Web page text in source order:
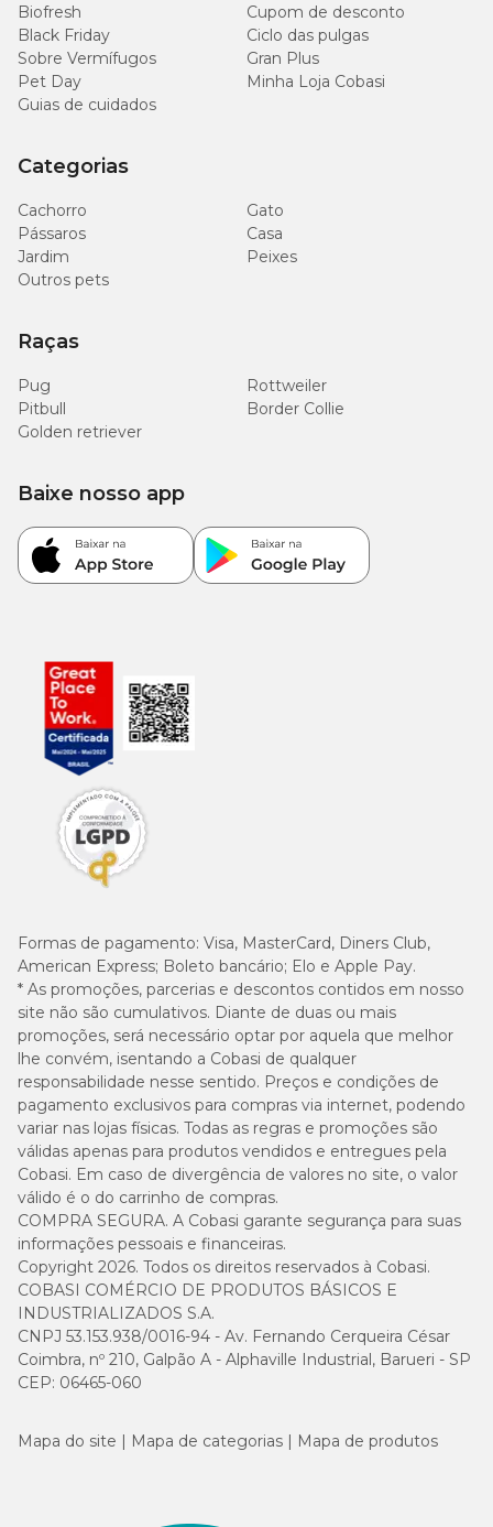
Biofresh
Cupom de desconto
Black Friday
Ciclo das pulgas
Sobre Vermífugos
Gran Plus
Pet Day
Minha Loja Cobasi
Guias de cuidados
Categorias
Cachorro
Gato
Pássaros
Casa
Jardim
Peixes
Outros pets
Raças
Pug
Rottweiler
Pitbull
Border Collie
Golden retriever
Formas de pagamento: Visa, MasterCard, Diners Club,
American Express; Boleto bancário; Elo e Apple Pay.
* As promoções, parcerias e descontos contidos em nosso
site não são cumulativos. Diante de duas ou mais
promoções, será necessário optar por aquela que melhor
lhe convém, isentando a Cobasi de qualquer
responsabilidade nesse sentido. Preços e condições de
pagamento exclusivos para compras via internet, podendo
variar nas lojas físicas. Todas as regras e promoções são
válidas apenas para produtos vendidos e entregues pela
Cobasi. Em caso de divergência de valores no site, o valor
válido é o do carrinho de compras.
COMPRA SEGURA. A Cobasi garante segurança para suas
informações pessoais e financeiras.
Copyright 2026. Todos os direitos reservados à Cobasi.
COBASI COMÉRCIO DE PRODUTOS BÁSICOS E
INDUSTRIALIZADOS S.A.
CNPJ 53.153.938/0016-94 - Av. Fernando Cerqueira César
Coimbra, nº 210, Galpão A - Alphaville Industrial, Barueri - SP
CEP: 06465-060
Baixe nosso app
Mapa do site Mapa de categorias Mapa de produtos